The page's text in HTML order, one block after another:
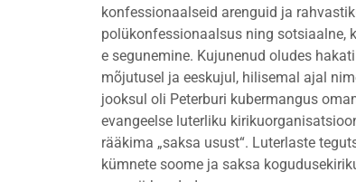
konfessionaalseid arenguid ja
polükonfessionaalsus ning sotsiaalne,
e segunemine. Kujunenud oludes
mõjutusel ja eeskujul, hilisemal ajal
jooksul oli Peterburi kubermangus
evangeelse luterliku
rääkima „saksa usust“. Luterlaste
kümnete soome ja saksa